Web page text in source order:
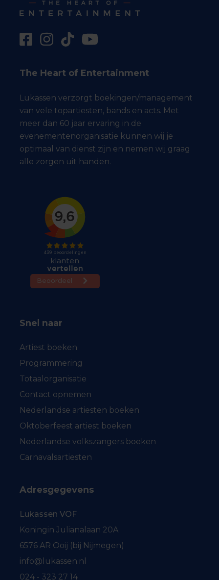
The Heart of Entertainment
Lukassen verzorgt boekingen/management
van vele topartiesten, bands en acts. Met
meer dan 60 jaar ervaring in de
evenementenorganisatie kunnen wij je
optimaal van dienst zijn en nemen wij graag
alle zorgen uit handen.
Snel naar
Artiest boeken
Programmering
Totaalorganisatie
Contact opnemen
Nederlandse artiesten boeken
Oktoberfeest artiest boeken
Nederlandse volkszangers boeken
Carnavalsartiesten
Adresgegevens
Lukassen VOF
Koningin Julianalaan 20A
6576 AR Ooij (bij Nijmegen)
info@lukassen.nl
024 - 323 27 14